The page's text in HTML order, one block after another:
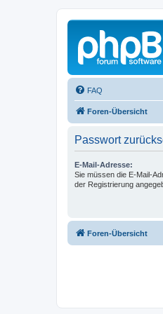
FAQ
Foren-Übersicht
Passwort
E-Mail-Adresse:
Sie müssen die E-Mail-
der Registrierung
Foren-Übersicht